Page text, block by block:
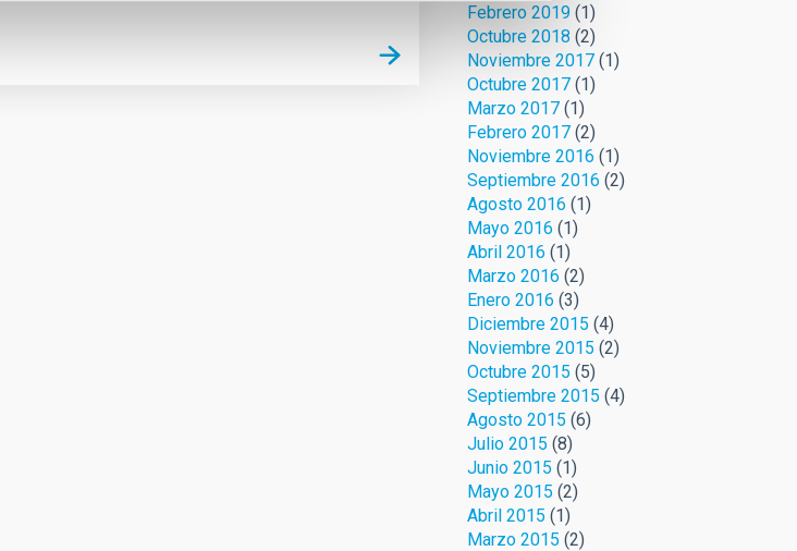
Febrero 2019(1)
Octubre 2018 (2)
Noviembre 2017(1)
Octubre 2017(1)
Marzo 2017(1)
Febrero 2017(2)
Noviembre 2016 (1)
Septiembre 2016 (2)
Agosto 2016 (1)
Mayo 2016 (1)
Abril 2016 (1)
Marzo 2016 (2)
Enero 2016 (3)
Diciembre 2015 (4)
Noviembre 2015 (2)
Octubre 2015 (5)
Septiembre 2015 (4)
Agosto 2015 (6)
Julio 2015 (8)
Junio 2015 (1)
Mayo 2015 (2)
Abril 2015 (1)
Marzo 2015 (2)